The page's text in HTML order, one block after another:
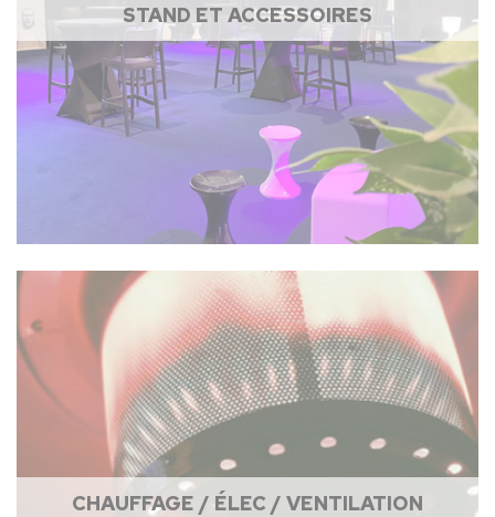
STAND ET ACCESSOIRES
CHAUFFAGE / ÉLEC / VENTILATION